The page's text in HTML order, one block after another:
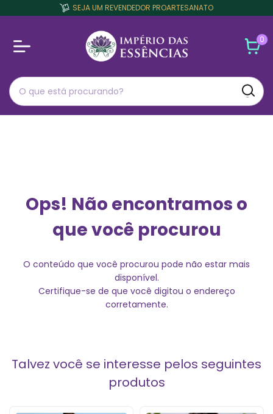
SEJA UM REVENDEDOR PROARTESANATO
0
Ops! Não encontramos o
que você procurou
O conteúdo que você procurou pode não estar mais
disponível.
Certifique-se de que você digitou o endereço
corretamente.
Talvez você se interesse pelos seguintes
produtos